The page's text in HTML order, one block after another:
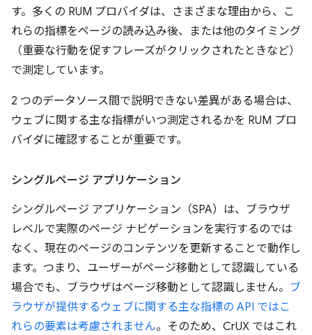
す。多くの RUM プロバイダは、さまざまな理由から、こ
れらの指標をページの読み込み後、または他のタイミング
（重要な行動を促すフレーズがクリックされたときなど）
で測定しています。
2 つのデータソース間で説明できない差異がある場合は、
ウェブに関する主な指標がいつ測定されるかを RUM プロ
バイダに確認することが重要です。
シングルページ アプリケーション
シングルページ アプリケーション（SPA）は、ブラウザ
レベルで実際のページ ナビゲーションを実行するのでは
なく、現在のページのコンテンツを更新することで動作し
ます。つまり、ユーザーがページ移動として認識している
場合でも、ブラウザはページ移動として認識しません。 ブ
ラウザが提供するウェブに関する主な指標の API ではこ
れらの要素は考慮されません。そのため、CrUX ではこれ